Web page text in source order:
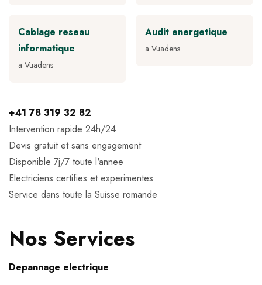
Cablage reseau
informatique
a Vuadens
Audit energetique
a Vuadens
+41 78 319 32 82
Intervention rapide 24h/24
Devis gratuit et sans engagement
Disponible 7j/7 toute l'annee
Electriciens certifies et experimentes
Service dans toute la Suisse romande
Nos Services
Depannage electrique